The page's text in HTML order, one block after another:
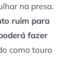
na presa.
ruim para
fazer
como touro